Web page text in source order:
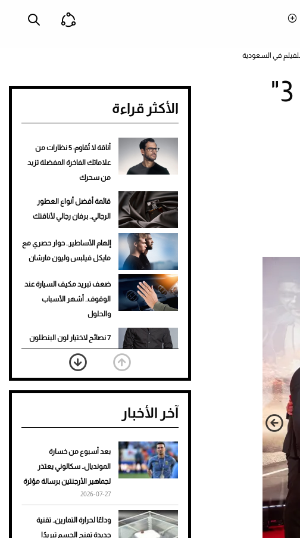
بحضور تركي آل الشيخ.. نجوم "ولاد رزق 3"
الأكثر قراءة
أناقة لا تُقاوم: 5 نظارات من
علاماتك الفاخرة المفضلة تزيد
من سحرك
قائمة أفضل أنواع العطور
الرجالي.. برفان رجالي لأناقتك
إلهام الأساطير.. حوار حصري مع
مايكل فيلبس وليون مارشان
ضعف تبريد مكيف السيارة عند
الوقوف.. أشهر الأسباب
والحلول
7 نصائح لاختيار لون البنطلون
المناسب للقميص الأسود
نرى المستقبل من خلال
تصميماتنا.. كيف حجزت 1886
تمنحك فخامة استثنائية
هوى الأبطال
أفضل تدريج للشعر الطويل
لإطلالة جريئة وعصرية
آخر الأخبار
بعد أسبوع من خسارة
المونديال.. سكالوني يعتذر
لجماهير الأرجنتين برسالة مؤثرة
2026-07-27
وداعًا لحرارة التمارين.. تقنية
جديدة تمنح الجسم تبريدًا